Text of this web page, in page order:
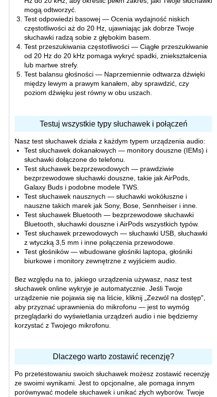
mogą odtworzyć.
Test odpowiedzi basowej — Ocenia wydajność niskich
częstotliwości aż do 20 Hz, ujawniając jak dobrze Twoje
słuchawki radzą sobie z głębokim basem.
Test przeszukiwania częstotliwości — Ciągłe przeszukiwanie
od 20 Hz do 20 kHz pomaga wykryć spadki, zniekształcenia
lub martwe strefy.
Test balansu głośności — Naprzemiennie odtwarza dźwięki
między lewym a prawym kanałem, aby sprawdzić, czy
poziom dźwięku jest równy w obu uszach.
Testuj wszystkie typy słuchawek i połączeń
Nasz test słuchawek działa z każdym typem urządzenia audio:
Test słuchawek dokanałowych — monitory douszne (IEMs) i
słuchawki dołączone do telefonu.
Test słuchawek bezprzewodowych — prawdziwie
bezprzewodowe słuchawki douszne, takie jak AirPods,
Galaxy Buds i podobne modele TWS.
Test słuchawek nausznych — słuchawki wokółuszne i
nauszne takich marek jak Sony, Bose, Sennheiser i inne.
Test słuchawek Bluetooth — bezprzewodowe słuchawki
Bluetooth, słuchawki douszne i AirPods wszystkich typów.
Test słuchawek przewodowych — słuchawki USB, słuchawki
z wtyczką 3,5 mm i inne połączenia przewodowe.
Test głośników — wbudowane głośniki laptopa, głośniki
biurkowe i monitory zewnętrzne z wyjściem audio.
Bez względu na to, jakiego urządzenia używasz, nasz test
słuchawek online wykryje je automatycznie. Jeśli Twoje
urządzenie nie pojawia się na liście, kliknij „Zezwól na dostęp",
aby przyznać uprawnienia do mikrofonu — jest to wymóg
przeglądarki do wyświetlania urządzeń audio i nie będziemy
korzystać z Twojego mikrofonu.
Dlaczego warto zostawić recenzję?
Po przetestowaniu swoich słuchawek możesz zostawić recenzję
ze swoimi wynikami. Jest to opcjonalne, ale pomaga innym
porównywać modele słuchawek i unikać złych wyborów. Twoje